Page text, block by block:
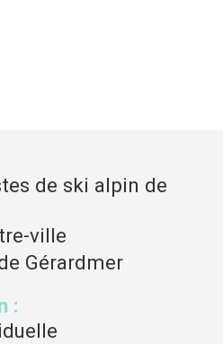
de ski alpin de
ville
Gérardmer
: